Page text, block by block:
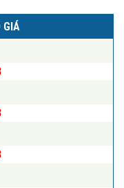
GIÁ